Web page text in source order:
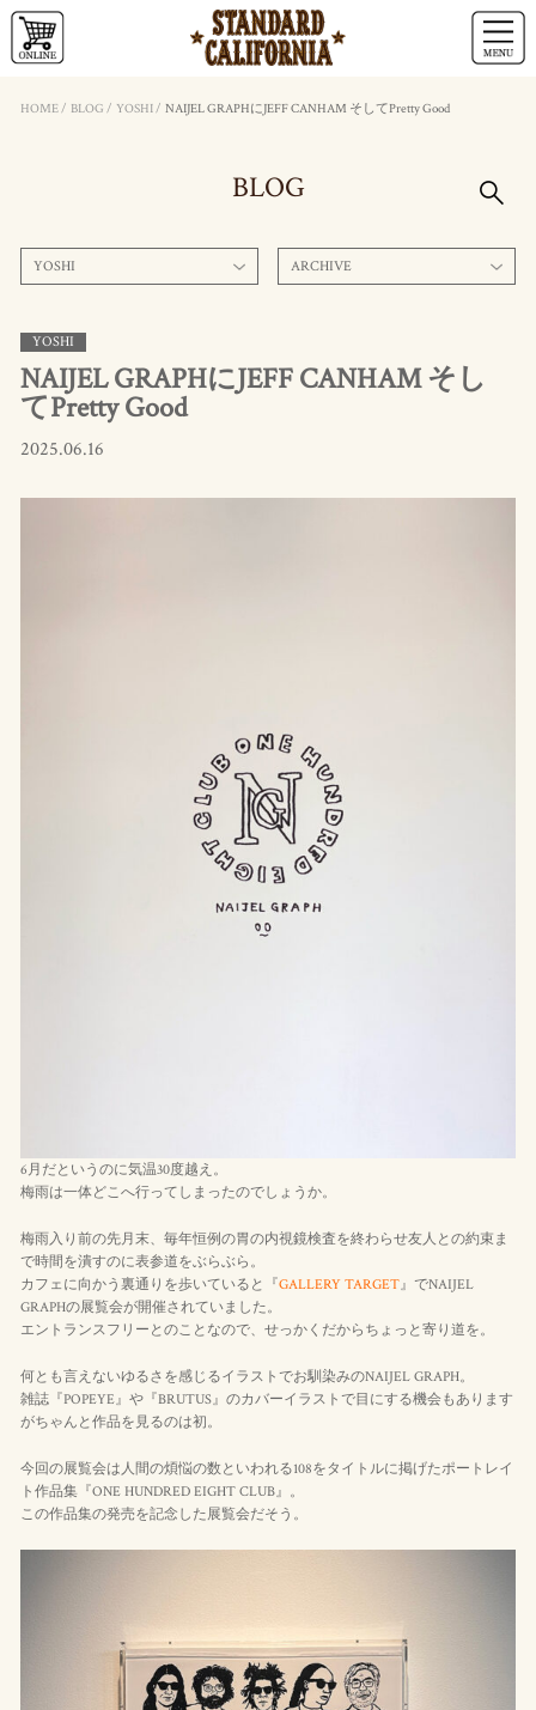
HOME/ BLOG / YOSHI/ NAIJEL GRAPHにJEFF CANHAM そしてPretty Good
BLOG
YOSHI ARCHIVE
YOSHI
NAIJEL GRAPHにJEFF CANHAM そし
てPretty Good
2025.06.16
6月だというのに気温30度越え。
梅雨は一体どこへ行ってしまったのでしょうか。
梅雨入り前の先月末、毎年恒例の胃の内視鏡検査を終わらせ友人との約束ま
で時間を潰すのに表参道をぶらぶら。
カフェに向かう裏通りを歩いていると『GALLERY TARGET』でNAIJEL
GRAPHの展覧会が開催されていました。
エントランスフリーとのことなので、せっかくだからちょっと寄り道を。
何とも言えないゆるさを感じるイラストでお馴染みのNAIJEL GRAPH。
雑誌『POPEYE』や『BRUTUS』のカバーイラストで目にする機会もあります
がちゃんと作品を見るのは初。
今回の展覧会は人間の煩悩の数といわれる108をタイトルに掲げたポートレイ
ト作品集『ONE HUNDRED EIGHT CLUB』。
この作品集の発売を記念した展覧会だそう。